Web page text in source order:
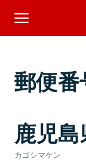
郵便
鹿児
カゴシマケン